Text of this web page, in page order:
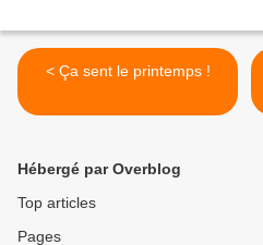
< Ça sent le printemps !
Hébergé par Overblog
Top articles
Pages